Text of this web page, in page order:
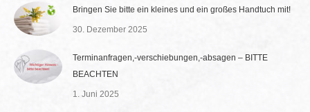
Bringen Sie bitte ein kleines und ein großes Handtuch mit!
30. Dezember 2025
Terminanfragen,-verschiebungen,-absagen – BITTE
BEACHTEN
1. Juni 2025